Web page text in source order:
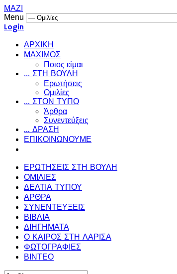
ΜΑΖΙ
Menu
Login
ΑΡΧΙΚΗ
ΜΑΧΙΜΟΣ
Ποιος είμαι
... ΣΤΗ ΒΟΥΛΗ
Ερωτήσεις
Ομιλίες
... ΣΤΟΝ ΤΥΠΟ
Άρθρα
Συνεντεύξεις
... ΔΡΑΣΗ
ΕΠΙΚΟΙΝΩΝΟΥΜΕ
ΕΡΩΤΗΣΕΙΣ ΣΤΗ ΒΟΥΛΗ
ΟΜΙΛΙΕΣ
ΔΕΛΤΙΑ ΤΥΠΟΥ
ΑΡΘΡΑ
ΣΥΝΕΝΤΕΥΞΕΙΣ
ΒΙΒΛΙΑ
ΔΙΗΓΗΜΑΤΑ
Ο ΚΑΙΡΟΣ ΣΤΗ ΛΑΡΙΣΑ
ΦΩΤΟΓΡΑΦΙΕΣ
ΒΙΝΤΕΟ